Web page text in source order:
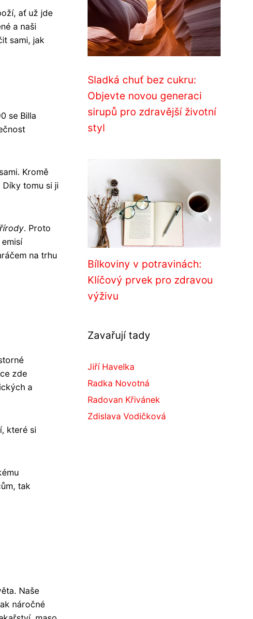
ať už jde
a naši
sami, jak
se Billa
Kromě
tomu si ji
. Proto
na trhu
zde
a
které si
tak
Naše
náročné
Sladká chuť bez cukru:
Objevte novou generaci
sirupů pro zdravější životní
styl
Bílkoviny v potravinách:
Klíčový prvek pro zdravou
výživu
Zavařují tady
Jiří Havelka
Radka Novotná
Radovan Křivánek
Zdislava Vodičková